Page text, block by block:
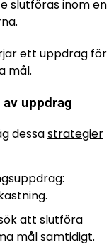
slutföras inom en
ett uppdrag för
mål.
uppdrag
dessastrategier
att slutföra
mål samtidigt.